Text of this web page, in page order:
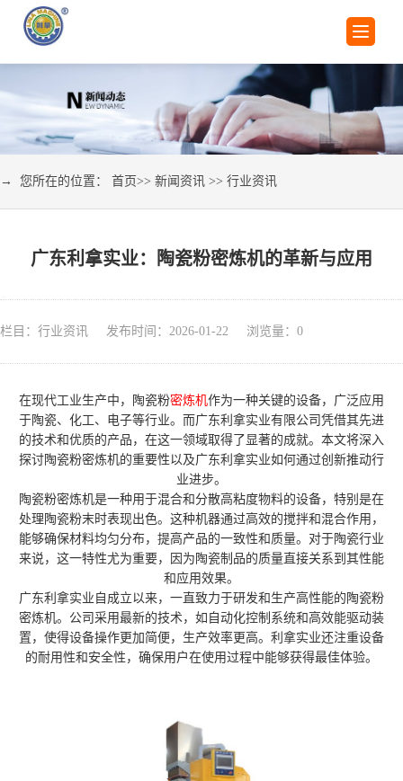
→ 您所在的位置： 首页>> 新闻资讯 >> 行业资讯
广东利拿实业：陶瓷粉密炼机的革新与应用
栏目：行业资讯 发布时间：2026-01-22 浏览量： 0
在现代工业生产中，陶瓷粉密炼机作为一种关键的设备，广泛应用
于陶瓷、化工、电子等行业。而广东利拿实业有限公司凭借其先进
的技术和优质的产品，在这一领域取得了显著的成就。本文将深入
探讨陶瓷粉密炼机的重要性以及广东利拿实业如何通过创新推动行
业进步。
陶瓷粉密炼机是一种用于混合和分散高粘度物料的设备，特别是在
处理陶瓷粉末时表现出色。这种机器通过高效的搅拌和混合作用，
能够确保材料均匀分布，提高产品的一致性和质量。对于陶瓷行业
来说，这一特性尤为重要，因为陶瓷制品的质量直接关系到其性能
和应用效果。
广东利拿实业自成立以来，一直致力于研发和生产高性能的陶瓷粉
密炼机。公司采用最新的技术，如自动化控制系统和高效能驱动装
置，使得设备操作更加简便，生产效率更高。利拿实业还注重设备
的耐用性和安全性，确保用户在使用过程中能够获得最佳体验。